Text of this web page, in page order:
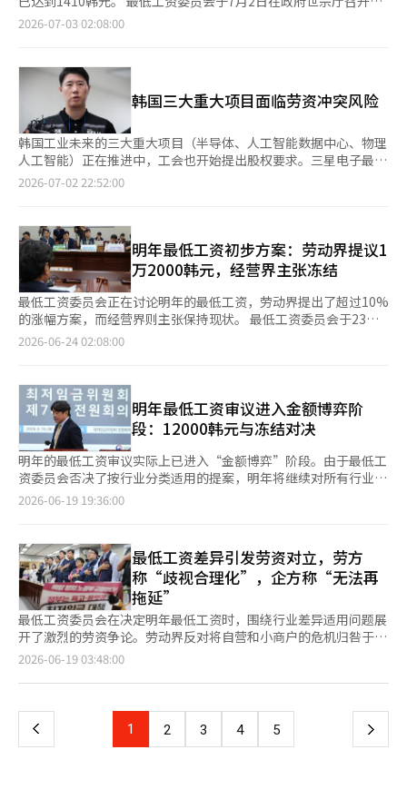
无谓争论。必须建立能够更精确反映行业特性、生产力、地区经济
条件和企业规模的制度性机制。最低工资的决策结构也需要从劳资
最低工资的社会冲突成本应减少，保护劳动者和维持就业这两个目
标的制度改革应从现在开始。制定可持续标准比单纯的数字争斗更
为重要。
经过深思熟虑后做出的无奈选择，旨在尽量减少最低工资上涨对经
营负担和就业萎缩的影响。”并强调：“由于累积的最低工资上
度低，但明年仍决定对所有行业适用统一最低工资，我们对此再次
深表遗憾。” 经营者总协会呼吁：“政府和国会应当减轻微型和
中小企业的经营负担，确保此次决定能够在现场得到稳定接受，并
应尽快推进提高最低工资现场接受度的制度改善。”※ 本报道经
人工智能（AI）系统翻译与编辑。
争议行动。生产受阻的现实使得行业的担忧加剧。虽然工人的集体
行动权是宪法保障的权利，但在全球竞争异常激烈的时刻，停工所
净利润的30%作为绩效奖金，并提出延长退休年龄和恢复因非法行
为被解雇的工会成员等不合理要求。这种要求虽然是希望与企业共
享成果，但固定要求净利润的一定比例作为绩效奖金的方式，可能
会大大限制企业未来的投资能力。现代汽车的经营环境也并不乐
观。美国的关税负担、汇率波动、原材料价格上涨以及中东局势的
不稳定，使得盈利能力持续恶化。今年第一季度的营业利润也比去
年同期下降了30%以上。 生产线停工的损失不仅仅局限于整车制
造商。汽车产业与数千家合作企业以及钢铁、化工、电子、物流等
合作企业的生产也会受到影响，出口计划和海外供应链将遭遇阻
碍。恢复一旦动摇的供应信任需要很长时间。 在全球汽车产业担
忧生存的时刻，韩国不能停留在过去的劳资关系模式中。美国、德
国、日本和中国的汽车企业在减少工厂和员工的痛苦中，依然坚持
对未来技术的投资。我们必须冷静审视，反复罢工和生产受阻所带
来的自我削弱的竞争力。 政府应尊重劳资自主，但也要积极介
入，以防对话陷入长期僵局。需要支持扩大设备投资和研发，提升
供应链竞争力的政策支持。企业也应更加努力于合理的补偿和安全
将受到损害。为了使韩国汽车产业在生存竞争中不落后，必须首先
停止消耗性的对立，而不是力量的较量。现在需要的是共同面向未
来的解决方案。
11次全体会议，讨论最低工资水平。当天，劳动方通过第三次修正
方则提高了30韩元。因此，双方的差距从1540韩元缩小至1410韩
元。 会议一开始，劳资代表便展开了激烈的争论。韩国劳动总联
合会秘书长柳基燮表示：“去年的基本生活保障制度的受益标准为
239万2000韩元，而单身无婚劳动者的实际生活费用中位数也为
239万8000韩元，差距微乎其微。”他强调：“由于未能充分发挥
吸引弱势群体劳动的功能，因此需要前瞻性和果断的提高。” 全
国民主劳动组合总联合会副委员会长李美仙也指出：“劳动者在过
去8年中，由于最低工资的计算范围扩大，未能按面值完全获得最
上迈出第一步。现实中，工资未能跟上飞涨的物价，未能反映实际
生活费用。” 相反，经营方则坚持应控制最低工资的上涨幅度。
韩国经营者总协会总务柳基正表示：“如果将劳动方提议的时薪计
算上周休津贴，时薪将超过14000韩元。”他指出：“雇佣一名最
低工资劳动者的实际人力成本每年将增加约500万韩元，这对处于
经营极限的微小企业和个体商户来说，承受不起这样的巨大压
力。” 中小企业中央会人力政策本部长杨玉石呼吁：“由于退休
人员难以找到工作，国内自营业者中60岁以上的高龄者较多。”他
业无法雇佣人手，导致过度劳动的现象。中小企业和个体商户的压
力也应得到重视。” 公益委员们强调应缩小双方的差距。担任公
益委员秘书的韩国劳动研究院副院长成宰敏表示：“在意见分歧较
大的情况下，需要实质性缩小意见的努力。”他指出：“应共同考
虑社会责任，逐步扩大接触点，朝着智慧和负责任的结论迈进。”
2026-07-03 02:08:00
韩国三大重大项目面临劳资冲突风险
韩国工业未来的三大重大项目（半导体、人工智能数据中心、物理
人工智能）正在推进中，工会也开始提出股权要求。三星电子最大
工会——三星集团超企业劳动组合三星电子分会（超企业工会）建
输配电网建设、环境和建筑许可、道路和港口等物流基础设施亟待
解决的情况下，工会风险的增加令人担忧。半导体工厂的选址和投
资时机是企业的核心经营判断。工会提议的劳资政协商机制不应变
质为影响投资决策的结构，超越地区合作和共赢方案的讨论。一旦
经营战略成为谈判的对象，企业的决策必然会延迟。最近，产业界
对“黄信封法”的担忧也源于此。自今年3月实施的“黄信封
法”将工会的争议行为对象扩大至“经营决策”。企业对经营判断
可能成为争议对象的担忧不容忽视。虽然法律的适用需要经过司法
智能时代，半导体竞争的关键是速度。建设一座先进的半导体工厂
需要数十万亿韩元的资金和数年的时间，但市场不会等待。全球大
型科技公司正在按季度重组人工智能供应链。一旦错失市场，就很
难再回头。目前，半导体企业最为警惕的不是投资失败，而是投资
延迟。霍南半导体项目同样如此。这是改变集中于首都圈的半导体
产业布局、推动国家均衡发展的核心项目。要成功，企业需要大胆
投资，政府要迅速支持，地方政府要行政协作，社区要形成共识。
利益相关者越多，决策结构就越简单明了。半导体工厂是数百家材
运作的庞大产业生态系统。投资时机的延迟将导致合作企业的参与
和优质就业机会的推迟。最终，受害者不仅是企业，还有地方经济
和年轻人。工人的权益需要得到更好的保护。安全的工作环境和公
平的报酬是不可妥协的价值。然而，投资与工厂选址、业务组合等
问题是企业应承担的经营领域。随着这一界限的模糊，劳资合作也
难以持续。必须牢记，未来的投资才能创造可持续的就业机会。政
府的角色也很明确。首先要创造一个可预测的制度环境，让企业安
心投资。国家战略项目不应因不必要的程序和冲突而浪费时间。在
竞争力——时间。现在需要的不是新的谈判桌，而是更快的执行。
2026-07-02 22:52:00
明年最低工资初步方案：劳动界提议1
万2000韩元，经营界主张冻结
最低工资委员会正在讨论明年的最低工资，劳动界提出了超过10%
的涨幅方案，而经营界则主张保持现状。 最低工资委员会于23日
在政府世宗厅召开第8次全体会议，开始审议明年的最低工资水
8000韩元。 而雇主代表则提出与今年相同的1万320韩元，按月计
算为215万6880韩元。 在最低工资讨论前，劳资双方展开了激烈
的争论。韩国劳动组合总联盟（韩国劳总）秘书长柳基燮表
示：“最低工资是保障劳动者生计的制度”，并指出“由于高物价
和能源价格上涨，低收入劳动者的实际工资大幅下降，必须反映这
一情况”。 全国民主劳动组合总联盟（民主劳总）副委员会长李
美仙也表示：“目前的最低工资难以应对飞涨的生活成本和公共费
用”，并称“1万2000韩元的最低工资不是奢侈，而是生存的要
业市场和小型企业的经营环境造成压力。韩国经营者总协会（经
总）常务理事柳基正指出：“在过去10年中，最低工资上涨了
79.7%，远超名义工资和消费者物价的上涨幅度”，并声称“已经
达到了相当高的水平”。 中小企业中央会人力政策本部长杨玉石
也表示：“如果最低工资超过生产力的增长，将可能导致就业缩
减、无人化和投资萎缩等负面影响”，并强调“需要考虑中小企业
和小型企业的现实情况”。 最低工资法定审议的截止日期为劳动
部长请求最低工资审议之日起90天内，即6月29日。该期限为指导
性规定，并非强制执行。因此，预计下月初可能会决定最低工资水
2026-06-24 02:08:00
明年最低工资审议进入金额博弈阶
段：12000韩元与冻结对决
明年的最低工资审议实际上已进入“金额博弈”阶段。由于最低工
资委员会否决了按行业分类适用的提案，明年将继续对所有行业适
用统一的最低工资。此前，关于承包制劳动者最低工资适用范围的
世宗庁召开第七次全体会议，投票决定明年最低工资是否按行业分
类适用。投票结果为支持11票，反对14票，无效1票，因此明年适
用的最低工资将与今年一样，决定为统一金额。 行业分类适用在
今年的审议中也是劳资双方的主要争议之一。经营方一直主张，考
虑到住宿和餐饮等一些脆弱行业的最低工资低于标准的比例及支付
能力，需进行差别适用。相反，劳动方则强烈反对，认为行业分类
适用可能导致对低收入行业劳动者的污名化和歧视。 此前，最低
工资委员会在11日的第五次全体会议上否决了承包制劳动者的最低
工资适用问题。随着承包制劳动者最低工资适用和差别适用的否
工资委员会的讨论重心预计将转向最低工资水平。劳动方已提出明
年最低工资的初步要求为每小时12000韩元，比今年的10320韩元
2026-06-19 19:36:00
最低工资差异引发劳资对立，劳方
称“歧视合理化”，企方称“无法再
拖延”
最低工资委员会在决定明年最低工资时，围绕行业差异适用问题展
开了激烈的劳资争论。劳动界反对将自营和小商户的危机归咎于最
低工资，认为这是在合理化歧视；而经营界则认为，考虑到弱势行
题。 最低工资委员会于18日在政府世宗厅舍召开了第七次全体会
现了明显分歧。 韩国工会总联合会秘书长柳基燮在会议上表
示：“一旦开始讨论行业差异适用，劳动界无法掩饰的悲惨现实
2026-06-19 03:48:00
上
页
1 2 3 4 5 下